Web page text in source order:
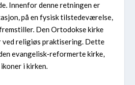
Innenfor denne retningen er
på en fysisk tilstedeværelse,
Den Ortodokse kirke
ved religiøs praktisering. Dette
evangelisk-reformerte kirke,
i kirken.